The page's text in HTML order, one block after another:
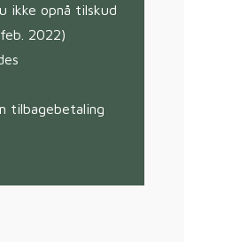
ikke opnå tilskud
2022)
tilbagebetaling